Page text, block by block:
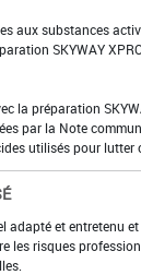
aux substances
SKYWAY
la préparation
par la Note
utilisés pour lutter
adapté et entretenu
les risques